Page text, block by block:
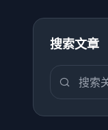
搜索文章